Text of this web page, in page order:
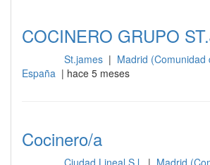
COCINERO GRUPO
St.james | Madrid (Comunidad
España | hace 5 meses
Cocinero/a
Ciudad Lineal S.l. | Madrid